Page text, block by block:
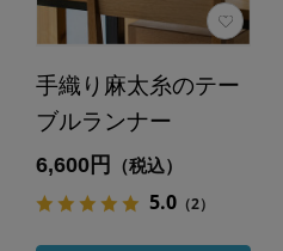
手織り麻太糸のテー
ブルランナー
6,600円 （税込）
5.0（2）